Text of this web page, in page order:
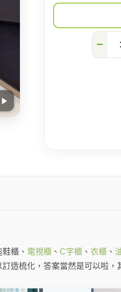
梳
−
櫃、 電視櫃 、 C字櫃 、 衣櫃 、
訂造梳化，答案當然是可以啦，